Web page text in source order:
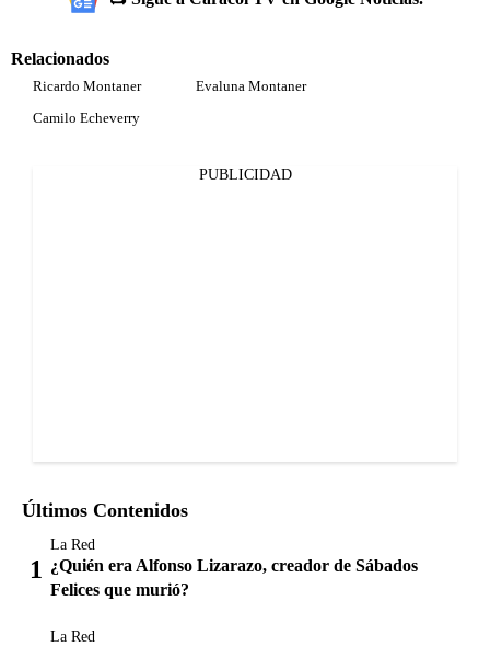
Relacionados
Ricardo Montaner
Evaluna Montaner
Camilo Echeverry
PUBLICIDAD
Últimos Contenidos
La Red
¿Quién era Alfonso Lizarazo, creador de Sábados
Felices que murió?
La Red